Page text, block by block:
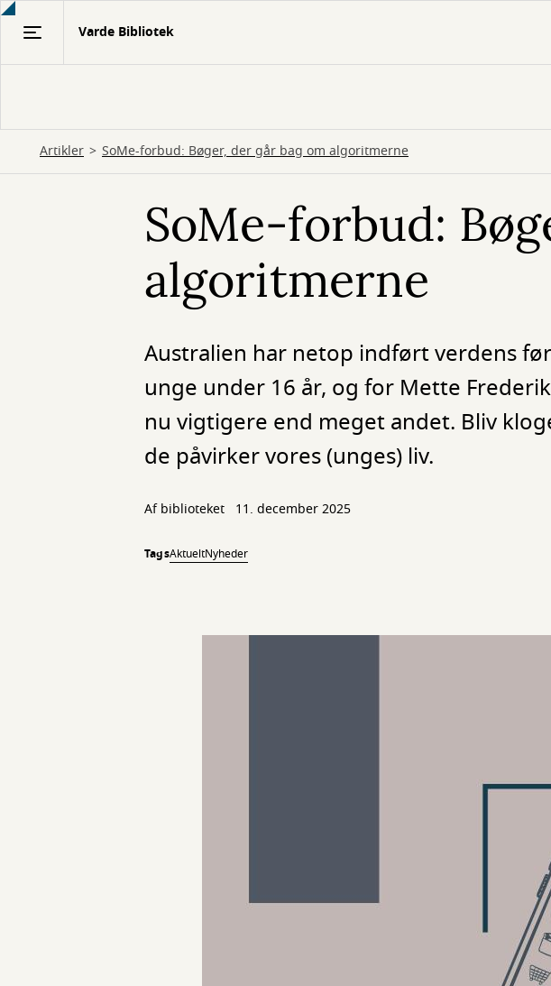
Gå
Varde Bibliotek
Artikler SoMe-forbud: Bøger, der går bag om algoritmerne
SoMe-forbud:
algoritmerne
Australien har netop indført verdens
unge under 16 år, og for Mette
nu vigtigere end meget andet. Bliv
de påvirker vores (unges) liv.
Af biblioteket 11. december 2025
TagsAktueltNyheder